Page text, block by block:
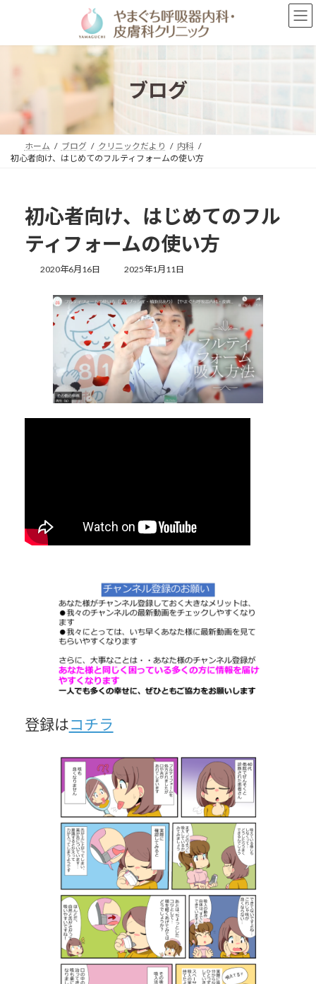
ン
プ
ー
動
ブログ
ホーム ブログ クリニックだより
内科
初心者向け、はじめてのフルティフォームの使い方
初心者向け、はじめてのフル
ティフォームの使い方
2020年6月16日
最
更
新
日
時
:
2025年1月11日
登録はコチラ